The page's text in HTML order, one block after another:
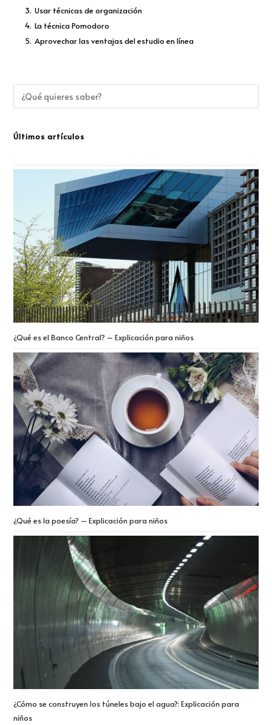
3. Usar técnicas de organización
4. La técnica Pomodoro
5. Aprovechar las ventajas del estudio en línea
Últimos artículos
¿Qué es el Banco Central? – Explicación para niños
¿Qué es la poesía? – Explicación para niños
¿Cómo se construyen los túneles bajo el agua?: Explicación para
niños